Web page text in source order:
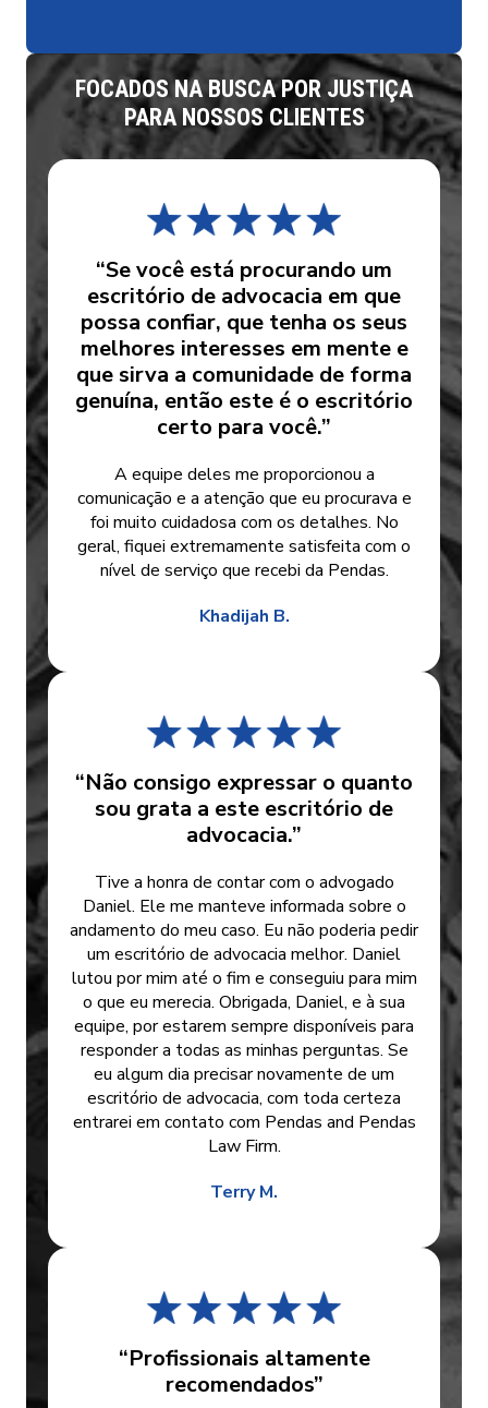
FOCADOS NA BUSCA POR JUSTIÇA
PARA NOSSOS CLIENTES
“Se você está procurando um
escritório de advocacia em que
possa confiar, que tenha os seus
melhores interesses em mente e
que sirva a comunidade de forma
genuína, então este é o escritório
certo para você.”
A equipe deles me proporcionou a
comunicação e a atenção que eu procurava e
foi muito cuidadosa com os detalhes. No
geral, fiquei extremamente satisfeita com o
nível de serviço que recebi da Pendas.
Khadijah B.
“Não consigo expressar o quanto
sou grata a este escritório de
advocacia.”
Tive a honra de contar com o advogado
Daniel. Ele me manteve informada sobre o
andamento do meu caso. Eu não poderia pedir
um escritório de advocacia melhor. Daniel
lutou por mim até o fim e conseguiu para mim
o que eu merecia. Obrigada, Daniel, e à sua
equipe, por estarem sempre disponíveis para
responder a todas as minhas perguntas. Se
eu algum dia precisar novamente de um
escritório de advocacia, com toda certeza
entrarei em contato com Pendas and Pendas
Law Firm.
Terry M.
“Profissionais altamente
recomendados”